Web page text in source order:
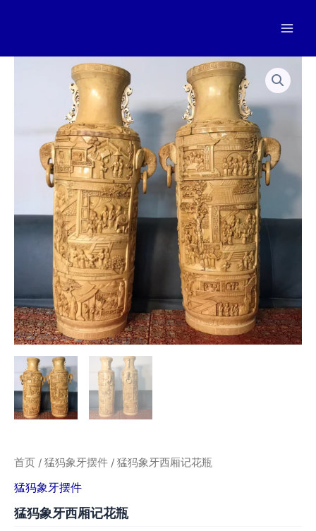
首页 / 猛犸象牙摆件 / 猛犸象牙西厢记花瓶
猛犸象牙摆件
猛犸象牙西厢记花瓶